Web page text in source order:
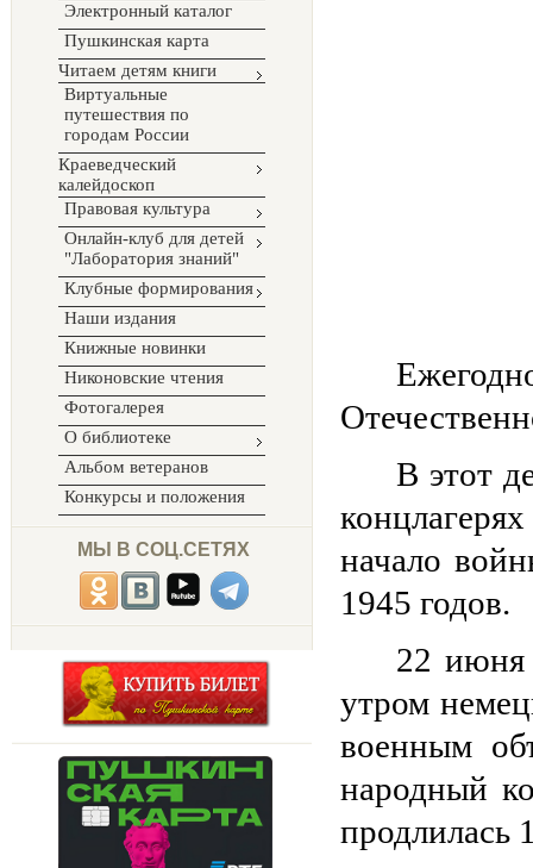
Электронный каталог
Пушкинская карта
Читаем детям книги
Виртуальные
путешествия по
городам России
Краеведческий
калейдоскоп
Правовая культура
Онлайн-клуб для детей
"Лаборатория знаний"
Клубные формирования
Наши издания
Книжные новинки
Никоновские чтения
Фотогалерея
О библиотеке
Альбом ветеранов
Конкурсы и положения
МЫ В СОЦ.СЕТЯХ
В этот
начало
1945 годов.
22 июня
утром
военным
народный
продлилась